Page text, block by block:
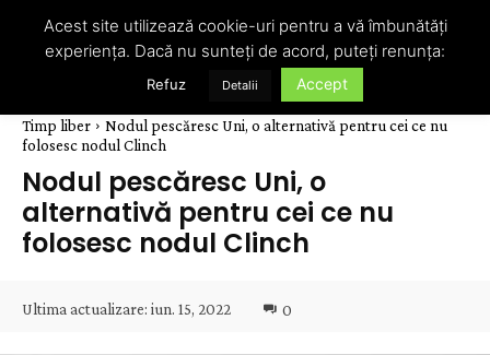
Timp liber
Nodul pescăresc Uni, o alternativă pentru cei ce nu
folosesc nodul Clinch
Nodul pescăresc Uni, o
alternativă pentru cei ce nu
folosesc nodul Clinch
Ultima actualizare: iun. 15, 2022 0
Acest site utilizează cookie-uri pentru a vă îmbunătăți
experiența. Dacă nu sunteți de acord, puteți renunța:
Refuz Detalii Accept